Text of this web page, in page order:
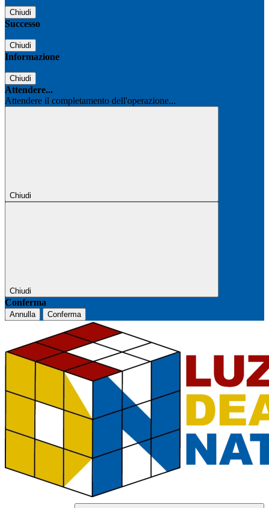
Chiudi
Successo
Chiudi
Informazione
Chiudi
Attendere...
Attendere il completamento dell'operazione...
Chiudi
Chiudi
Conferma
Annulla Conferma